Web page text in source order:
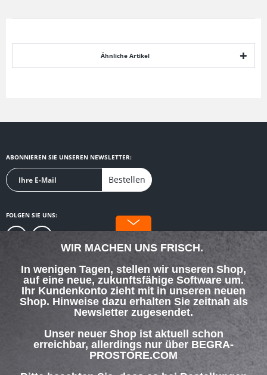
Ähnliche Artikel
ABONNIEREN SIE UNSEREN NEWSLETTER:
Bestellen
FOLGEN SIE UNS:
WIR MACHEN UNS FRISCH.
In wenigen Tagen, stellen wir unseren Shop,
auf eine neue, zukunftsfähige Software um.
Ihr Kundenkonto zieht mit in unseren neuen
Shop. Hinweise dazu erhalten Sie zeitnah als
Newsletter zugesendet.
Unser neuer Shop ist aktuell schon
erreichbar, allerdings nur über BEGRA-
PROSTORE.COM
SERVICE HOTLINE
INFORMATIONEN